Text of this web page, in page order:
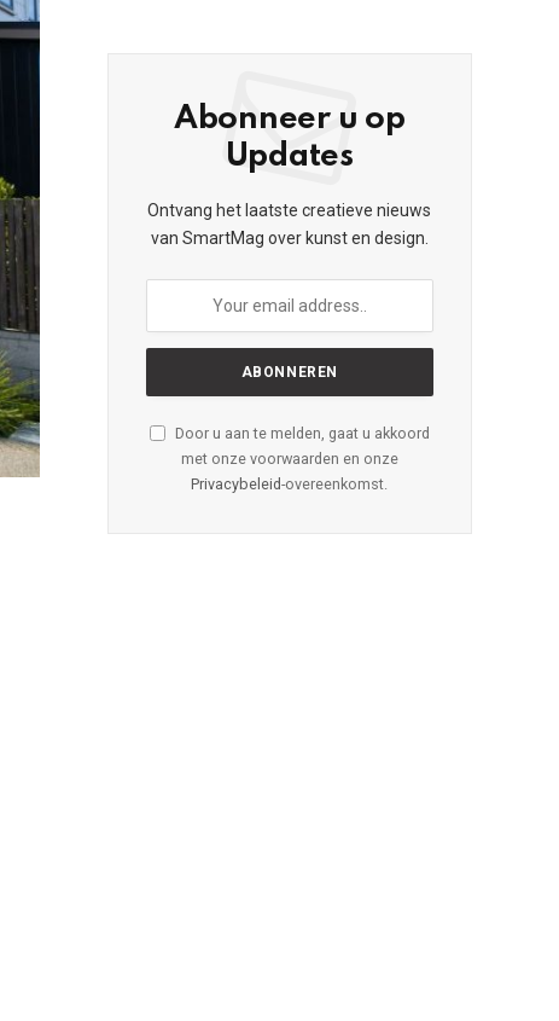
Abonneer u op
Updates
Ontvang het laatste creatieve nieuws
van SmartMag over kunst en design.
Door u aan te melden, gaat u akkoord
met onze voorwaarden en onze
Privacybeleid-overeenkomst.